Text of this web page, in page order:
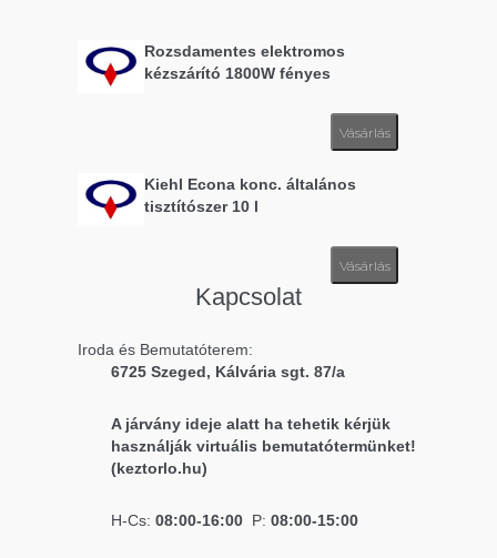
Rozsdamentes elektromos
kézszárító 1800W fényes
Vásárlás
Kiehl Econa konc. általános
tisztítószer 10 l
Vásárlás
Kapcsolat
Iroda és Bemutatóterem:
6725 Szeged, Kálvária sgt. 87/a
A járvány ideje alatt ha tehetik kérjük
használják virtuális bemutatótermünket!
(keztorlo.hu)
H-Cs: 08:00-16:00 P: 08:00-15:00